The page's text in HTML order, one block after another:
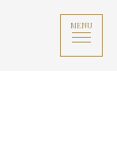
MENU